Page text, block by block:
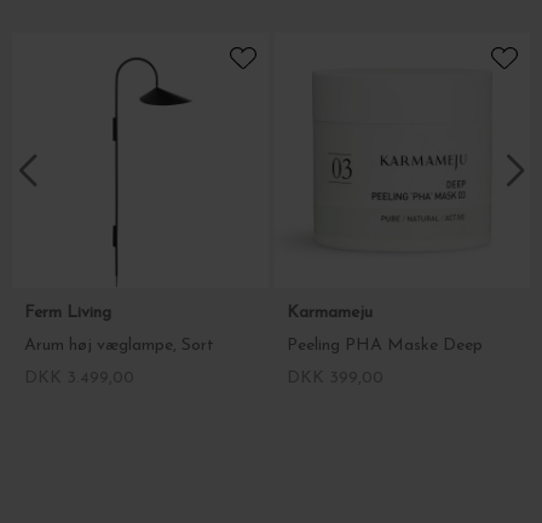
Ferm Living
Arum høj væglampe, Sort
Karmameju
Peeling PHA Maske Deep